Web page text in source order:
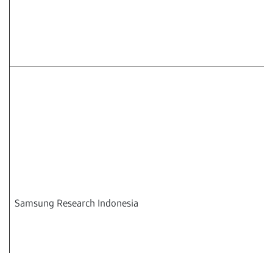
Samsung Research Indonesia